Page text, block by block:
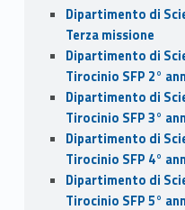
Dipartimento di
Terza missione
Dipartimento di
Tirocinio SFP 2°
Dipartimento di
Tirocinio SFP 3°
Dipartimento di
Tirocinio SFP 4°
Dipartimento di
Tirocinio SFP 5°